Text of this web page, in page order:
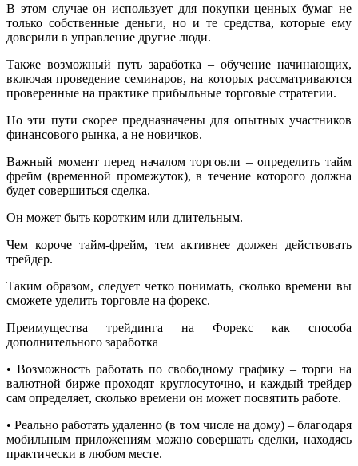
В этом случае он использует для покупки ценных бумаг не
только собственные деньги, но и те средства, которые ему
доверили в управление другие люди.
Также возможный путь заработка – обучение начинающих,
включая проведение семинаров, на которых рассматриваются
проверенные на практике прибыльные торговые стратегии.
Но эти пути скорее предназначены для опытных участников
финансового рынка, а не новичков.
Важный момент перед началом торговли – определить тайм
фрейм (временной промежуток), в течение которого должна
будет совершиться сделка.
Он может быть коротким или длительным.
Чем короче тайм-фрейм, тем активнее должен действовать
трейдер.
Таким образом, следует четко понимать, сколько времени вы
сможете уделить торговле на форекс.
Преимущества трейдинга на Форекс как способа
дополнительного заработка
• Возможность работать по свободному графику – торги на
валютной бирже проходят круглосуточно, и каждый трейдер
сам определяет, сколько времени он может посвятить работе.
• Реально работать удаленно (в том числе на дому) – благодаря
мобильным приложениям можно совершать сделки, находясь
практически в любом месте.